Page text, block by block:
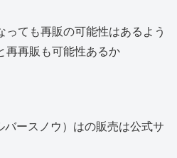
っても再販の可能性はあるよう
再再販も可能性あるか
バースノウ）はの販売は公式サ